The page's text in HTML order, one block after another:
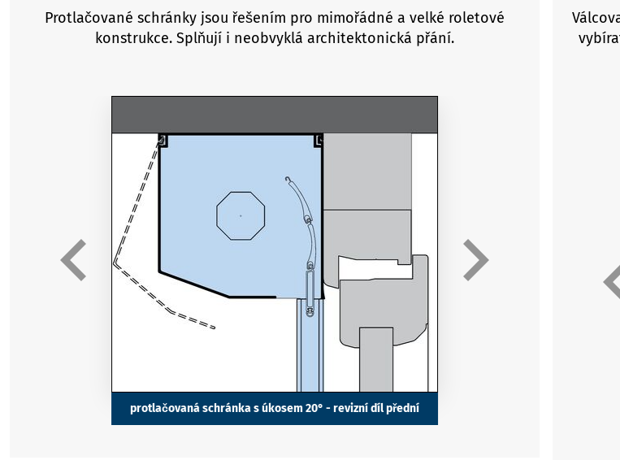
Protlačované schránky jsou řešením pro mimořádné a velké roletové
konstrukce. Splňují i neobvyklá architektonická přání.
protlačovaná schránka s úkosem 20° - revizní díl přední